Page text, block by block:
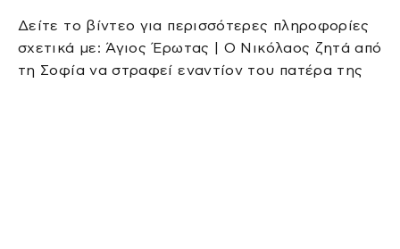
Δείτε το βίντεο για περισσότερες πληροφορίες
σχετικά με: Άγιος Έρωτας | Ο Νικόλαος ζητά από
τη Σοφία να στραφεί εναντίον του πατέρα της